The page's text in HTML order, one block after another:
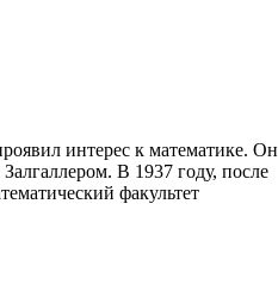
интерес к математике. Он
В 1937 году, после
факультет